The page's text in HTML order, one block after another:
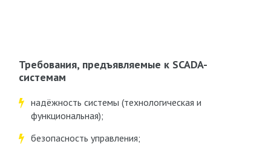
Требования, предъявляемые к SCADA-
системам
надёжность системы (технологическая и
функциональная);
безопасность управления;